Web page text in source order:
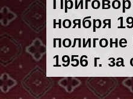
ноября
1956 г.